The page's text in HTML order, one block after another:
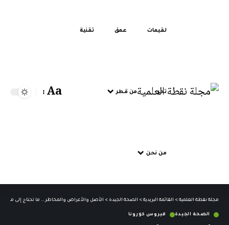
لقيمات عمق تقنية
تحر من قطر
من نحن
Aa
مجلة نقطة العلمية > القائمة البريدية > الصحة الجيدة > الأصل والأعراض والمخاطر … ما تحتاج إلى
الصحة الجيدة فيروس كورونا